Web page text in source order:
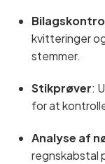
kvitteringer
stemmer.
Stikprøver:
for at
Analyse af
regnskabstal